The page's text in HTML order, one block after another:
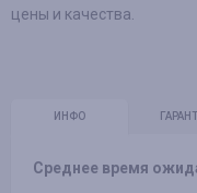
цены и качества.
ИНФО
Среднее время